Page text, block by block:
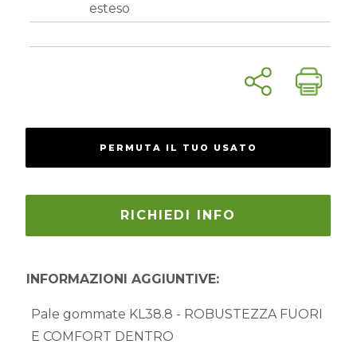
PERMUTA IL TUO USATO
RICHIEDI INFO
INFORMAZIONI AGGIUNTIVE:
Pale gommate KL38.8 - ROBUSTEZZA FUORI
E COMFORT DENTRO
esteso